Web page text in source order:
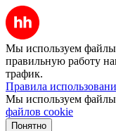
Мы используем файлы
правильную работу
трафик.
Правила
Мы используем файлы
файлов cookie
Понятно